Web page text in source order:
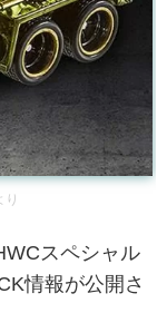
り
スペシャル
情報が公開さ